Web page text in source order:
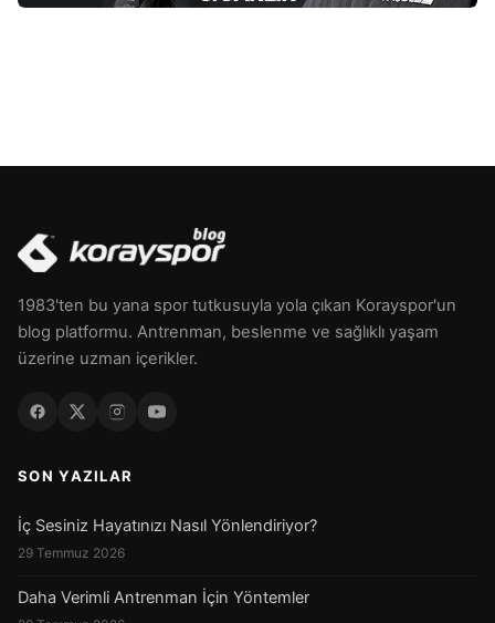
1983'ten bu yana spor tutkusuyla yola çıkan Korayspor'un
blog platformu. Antrenman, beslenme ve sağlıklı yaşam
üzerine uzman içerikler.
SON YAZILAR
İç Sesiniz Hayatınızı Nasıl Yönlendiriyor?
29 Temmuz 2026
Daha Verimli Antrenman İçin Yöntemler